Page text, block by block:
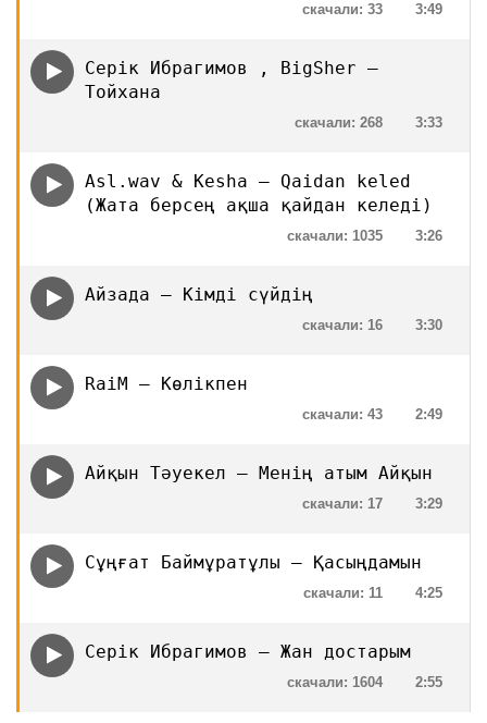
3:49
скачали: 33
Серік Ибрагимов , BigSher —
Тойхана
3:33
скачали: 268
Asl.wav & Kesha — Qaidan keled
(Жата берсең ақша қайдан келеді)
3:26
скачали: 1035
Айзада — Кімді сүйдің
3:30
скачали: 16
RaiM — Көлікпен
2:49
скачали: 43
Айқын Тәуекел – Менің атым Айқын
3:29
скачали: 17
Сұңғат Баймұратұлы — Қасыңдамын
4:25
скачали: 11
Серік Ибрагимов — Жан достарым
2:55
скачали: 1604